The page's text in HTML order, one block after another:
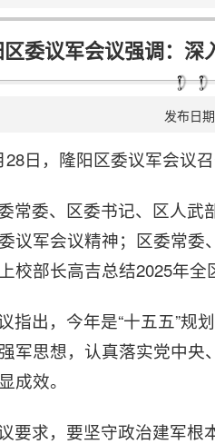
区委议军会议强调：
发布日期
28日，隆阳区委议军会议
常委、区委书记、区人武
议军会议精神；区委常委
校部长高吉总结2025年全
指出，今年是“十五五”规
军思想，认真落实党中
成效。
要求，要坚守政治建军根